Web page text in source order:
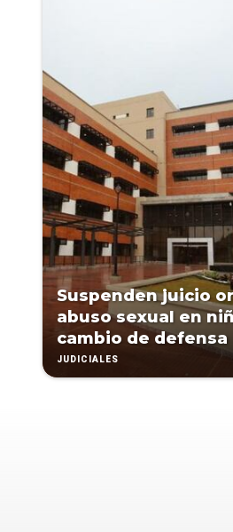
Suspenden juicio
abuso sexual en
cambio de defensa
JUDICIALES